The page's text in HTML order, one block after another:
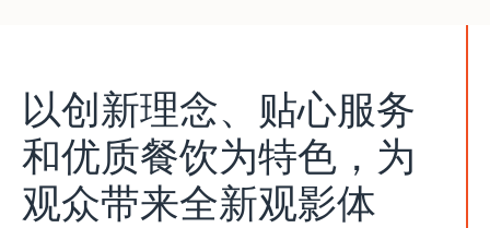
以创新理念、贴心服务
和优质餐饮为特色，为
观众带来全新观影体